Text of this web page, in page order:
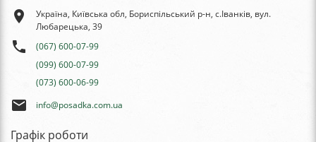
place
Україна, Київська обл, Бориспільський р-н, с.Іванків, вул.
Любарецька, 39
phone
(067) 600-07-99
(099) 600-07-99
(073) 600-06-99
email info@posadka.com.ua
Графік роботи